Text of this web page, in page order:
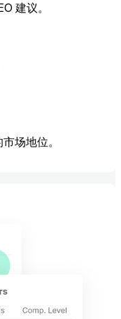
建议。
场地位。